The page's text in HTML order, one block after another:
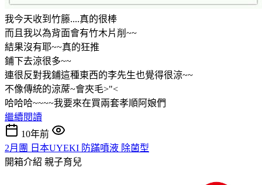
我今天收到竹籐....真的很棒
而且我以為背面會有竹木片削~~
結果沒有耶~~真的狂推
鋪下去涼很多~~
連很反對我鋪這種東西的李先生也覺得很涼~~
不像傳統的涼蓆~會夾毛>"<
哈哈哈~~~~我要來在買兩套孝順阿娘們
繼續閱讀
10年前
2月團 日本UYEKI 防蹣噴液 除菌型
開箱介紹 親子育兒